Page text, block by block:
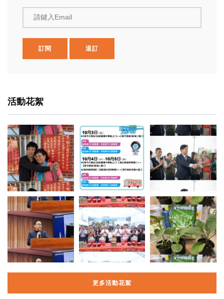
請鍵入Email
訂閱 退訂
活動花絮
更多活動花絮